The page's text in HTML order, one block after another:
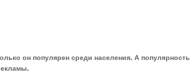
он популярен среди населения. А популярность